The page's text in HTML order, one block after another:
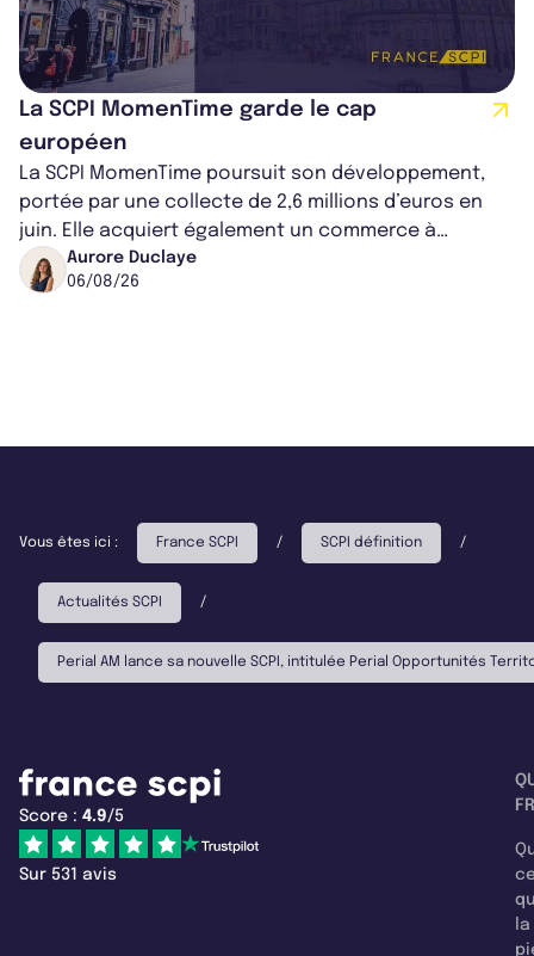
La SCPI MomenTime garde le cap
européen
La SCPI MomenTime poursuit son développement,
portée par une collecte de 2,6 millions d’euros en
juin. Elle acquiert également un commerce à
Worcester, place une plateforme logisti...
Aurore Duclaye
06/08/26
Vous êtes ici : France SCPI / SCPI définition /
Actualités SCPI /
Perial AM lance sa nouvelle SCPI, intitulée Perial Opportunités
Score : 4.9/5
Sur 531 avis
la